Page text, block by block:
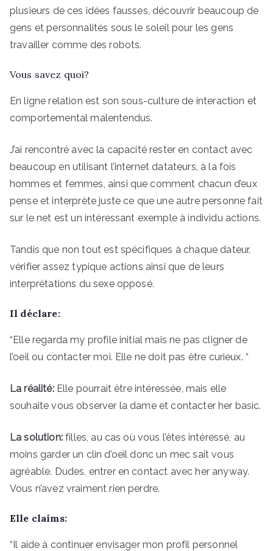
plusieurs de ces idées fausses, découvrir beaucoup de
gens et personnalités sous le soleil pour les gens
travailler comme des robots.
Vous savez quoi?
En ligne relation est son sous-culture de interaction et
comportemental malentendus.
J’ai rencontré avec la capacité rester en contact avec
beaucoup en utilisant l’internet datateurs, à la fois
hommes et femmes, ainsi que comment chacun d’eux
pense et interprète juste ce que une autre personne fait
sur le net est un intéressant exemple à individu actions.
Tandis que non tout est spécifiques à chaque dateur,
vérifier assez typique actions ainsi que de leurs
interprétations du sexe opposé.
Il déclare:
“Elle regarda my profile initial mais ne pas cligner de
l’oeil ou contacter moi. Elle ne doit pas être curieux. “
La réalité: Elle pourrait être intéressée, mais elle
souhaite vous observer la dame et contacter her basic.
La solution:filles, au cas où vous l’êtes intéressé, au
moins garder un clin d’oeil donc un mec sait vous
agréable. Dudes, entrer en contact avec her anyway.
Vous n’avez vraiment rien perdre.
Elle claims:
“Il aide à continuer envisager mon profil personnel